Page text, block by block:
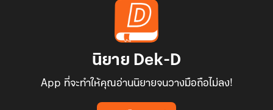
นิยาย Dek-D
App ที่จะทำให้คุณอ่านนิยายจนวางมือถือไม่ลง!